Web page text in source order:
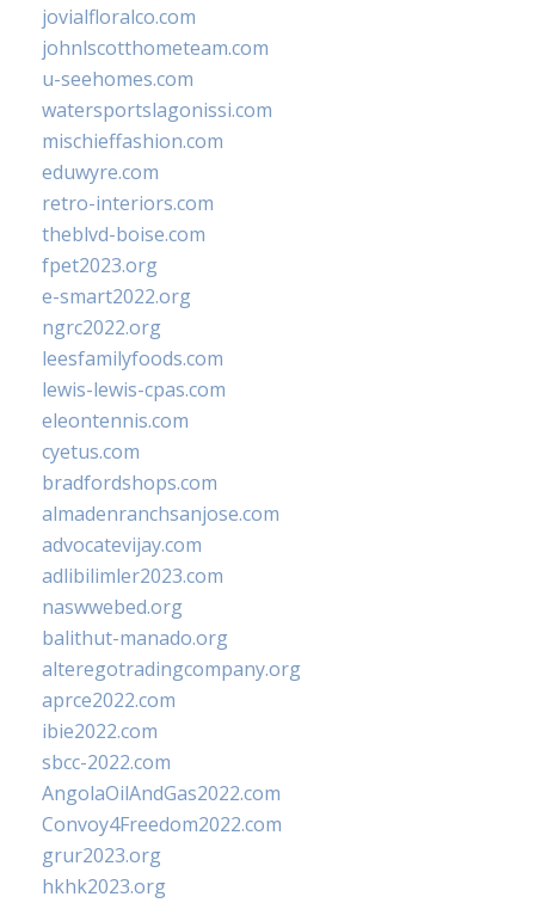
jovialfloralco.com
johnlscotthometeam.com
u-seehomes.com
watersportslagonissi.com
mischieffashion.com
eduwyre.com
retro-interiors.com
theblvd-boise.com
fpet2023.org
e-smart2022.org
ngrc2022.org
leesfamilyfoods.com
lewis-lewis-cpas.com
eleontennis.com
cyetus.com
bradfordshops.com
almadenranchsanjose.com
advocatevijay.com
adlibilimler2023.com
naswwebed.org
balithut-manado.org
alteregotradingcompany.org
aprce2022.com
ibie2022.com
sbcc-2022.com
AngolaOilAndGas2022.com
Convoy4Freedom2022.com
grur2023.org
hkhk2023.org